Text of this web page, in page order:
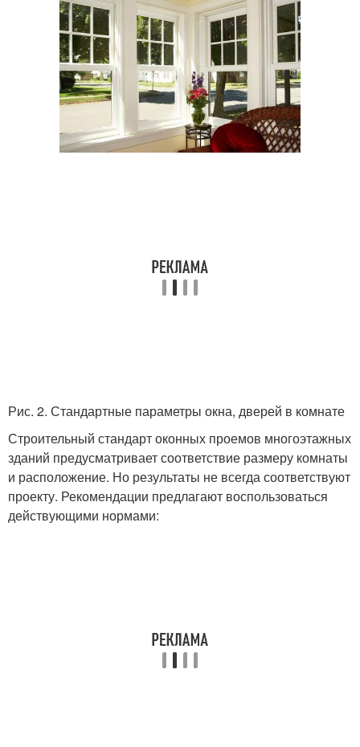
Рис. 2. Стандартные параметры окна, дверей в комнате
Строительный стандарт оконных проемов многоэтажных
зданий предусматривает соответствие размеру комнаты
и расположение. Но результаты не всегда соответствуют
проекту. Рекомендации предлагают воспользоваться
действующими нормами: